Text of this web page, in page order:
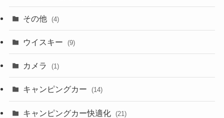
その他 (4)
ウイスキー (9)
カメラ (1)
キャンピングカー (14)
キャンピングカー快適化 (21)